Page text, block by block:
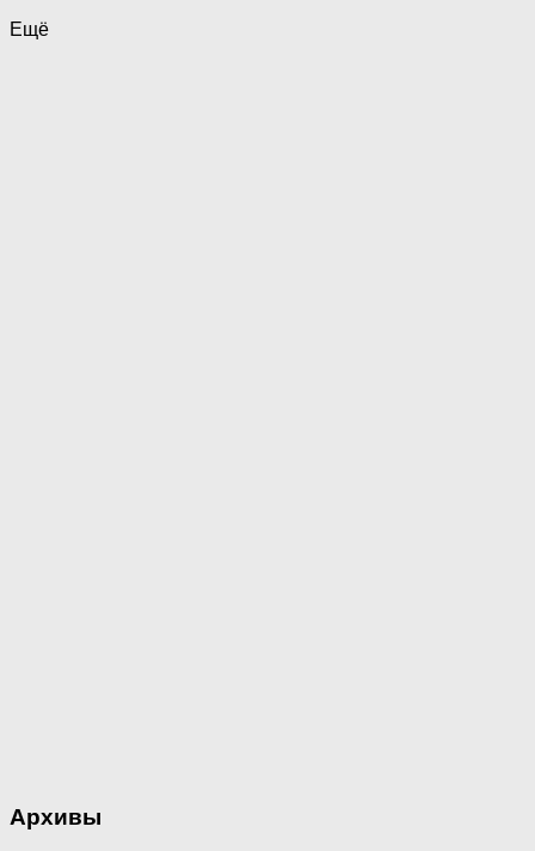
Ещё
Архивы